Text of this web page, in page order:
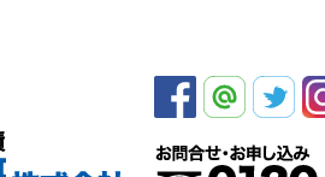
モガミ住